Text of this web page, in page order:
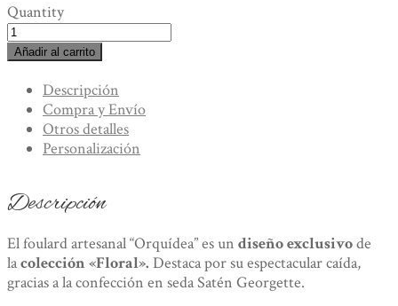
Quantity
Foulard
de
“Orquídea”.
Diseño
Artesanal
Exclusivo.
Añadir al carrito
Descripción
Compra y Envío
Otros detalles
Personalización
Descripción
El foulard artesanal “Orquídea” es un diseño exclusivode
lacolección «Floral». Destaca por su espectacular caída,
gracias a la confección en seda Satén Georgette.